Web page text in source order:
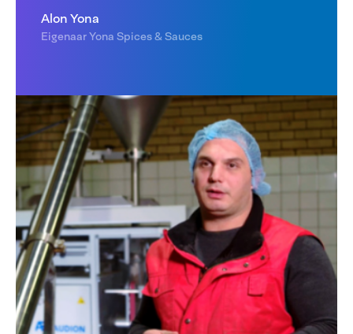
Alon Yona
Eigenaar Yona Spices & Sauces